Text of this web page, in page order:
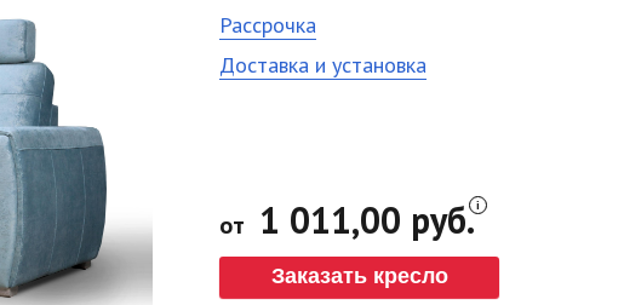
Рассрочка
Доставка и установка
от 1 011,00 руб.
Заказать кресло